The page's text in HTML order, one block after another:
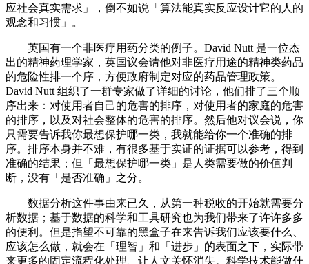
应社会真实需求」，倒不如说「算法能真实反应设计它的人的
观念和习惯」。
英国有一个非医疗用药分类的例子。David Nutt 是一位杰
出的精神药理学家，英国议会请他对非医疗用途的精神类药品
的危险性排一个序，方便政府制定对应的药品管理政策。
David Nutt 组织了一群专家做了详细的讨论，他们排了三个顺
序出来：对使用者自己的危害的排序，对使用者的家庭的危害
的排序，以及对社会整体的危害的排序。然后他对议会说，你
只需要告诉我你最想保护哪一类，我就能给你一个准确的排
序。排序本身并不难，有很多基于实证的证据可以参考，得到
准确的结果；但「最想保护哪一类」是人类需要做的价值判
断，没有「是否准确」之分。
数据分析这件事由来已久，从第一种税收的开始就需要分
析数据；基于数据的科学和工具研究也为我们带来了许许多多
的便利。但是指望不可靠的黑盒子在来告诉我们应该要什么、
应该怎么做，就会在「理智」和「进步」的表面之下，实际带
来更多的固定流程化处理、让人文关怀消失。科学技术能做什